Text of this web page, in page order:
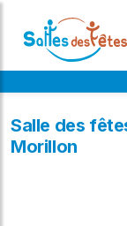
Salle des
Morillon